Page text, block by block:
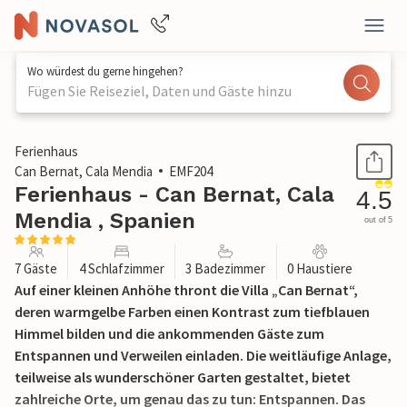
Wo würdest du gerne hingehen?
Fügen Sie Reiseziel, Daten und Gäste hinzu
1 / 39
Ferienhaus
Can Bernat, Cala Mendia
EMF204
Ferienhaus - Can Bernat, Cala
Mendia , Spanien
4.5
out of 5
7 Gäste 4 Schlafzimmer 3 Badezimmer 0 Haustiere
Auf einer kleinen Anhöhe thront die Villa „Can Bernat“,
deren warmgelbe Farben einen Kontrast zum tiefblauen
Himmel bilden und die ankommenden Gäste zum
Entspannen und Verweilen einladen. Die weitläufige Anlage,
teilweise als wunderschöner Garten gestaltet, bietet
zahlreiche Orte, um genau das zu tun: Entspannen. Das